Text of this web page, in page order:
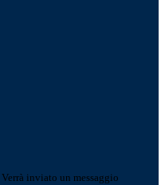
Verrà inviato un messaggio